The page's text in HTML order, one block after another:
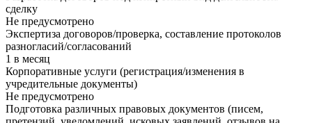
сделку
Не предусмотрено
Экспертиза договоров/проверка, составление протоколов
разногласий/согласований
1 в месяц
Корпоративные услуги (регистрация/изменения в
учредительные документы)
Не предусмотрено
Подготовка различных правовых документов (писем,